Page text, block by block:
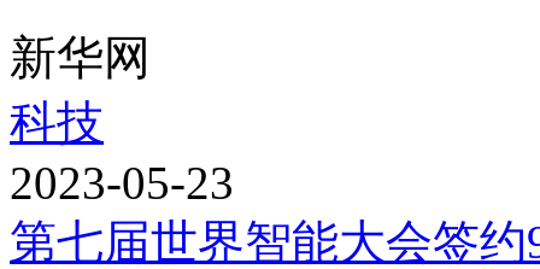
新华网
科技
2023-05-23
第七届世界智能大会签